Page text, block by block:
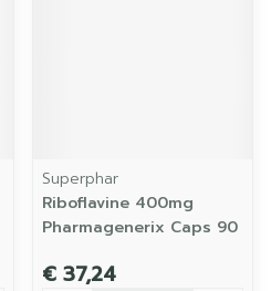
Superphar
Riboflavine 400mg
Pharmagenerix Caps 90
€ 37,24